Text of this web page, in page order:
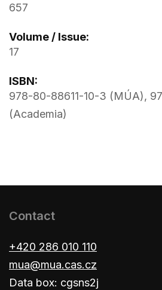
657
Volume / Issue:
17
ISBN:
978-80-88611-10-3 (MÚA),
(Academia)
Contact
+420 286 010 110
mua@mua.cas.cz
Data box: cgsns2j